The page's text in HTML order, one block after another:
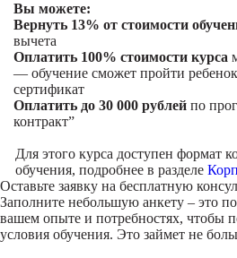
Вы можете:
Вернуть 13% от стоимости
вычета
Оплатить 100% стоимости курса
— обучение сможет пройти
сертификат
Оплатить до 30 000 рублей по
контракт”
Для этого курса доступен формат
обучения, подробнее в разделе
Оставьте заявку на бесплатную
Заполните небольшую анкету – это
вашем опыте и потребностях, чтобы
условия обучения. Это займет не